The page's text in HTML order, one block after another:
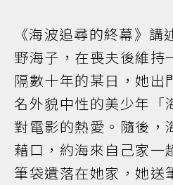
《海波追尋的終幕》
野海子，在喪夫後維持
隔數十年的某日，她出
名外貌中性的美少年「
對電影的熱愛。隨後，
藉口，約海來自己家一
筆袋遺落在她家，她送